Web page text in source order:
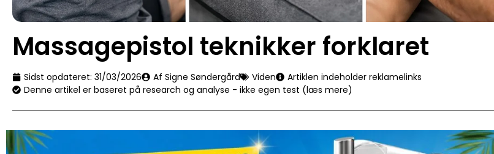
Massagepistol teknikker forklaret
Sidst opdateret: 31/03/2026 Af Signe Søndergård Viden
Artiklen indeholder reklamelinks
Denne artikel er baseret på research og analyse - ikke egen test (læs mere)